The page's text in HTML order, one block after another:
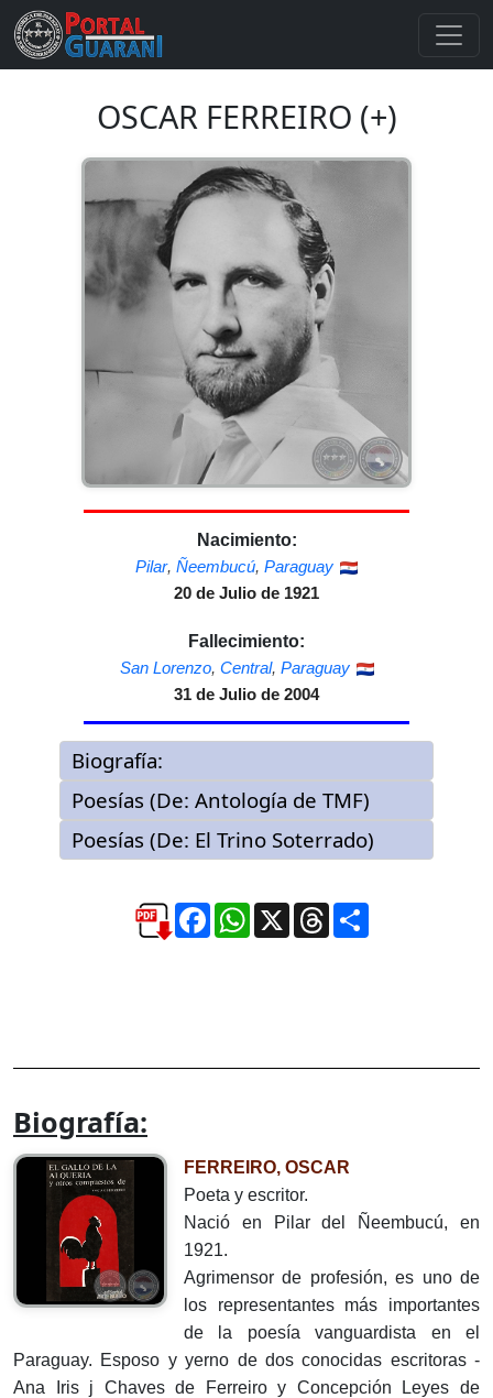
OSCAR FERREIRO (+)
Nacimiento:
Pilar, Ñeembucú, Paraguay
20 de Julio de 1921
Fallecimiento:
San Lorenzo, Central, Paraguay
31 de Julio de 2004
FacebookWhatsApp
X ThreadsCompartir
Biografía:
FERREIRO, OSCAR
Poeta y escritor.
Nació en Pilar del Ñeembucú, en
1921.
Agrimensor de profesión, es uno de
los representantes más importantes
de la poesía vanguardista en el
Paraguay. Esposo y yerno de dos conocidas escritoras -
Ana Iris j Chaves de Ferreiro y Concepción Leyes de